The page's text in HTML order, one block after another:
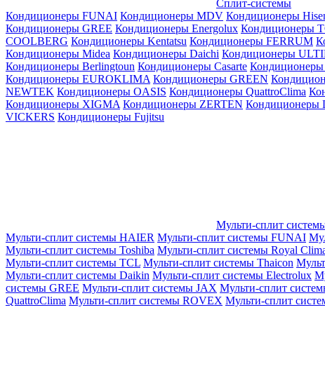
Сплит-системы
Кондиционеры FUNAI Кондиционеры MDV Кондиционеры
Кондиционеры GREE Кондиционеры Energolux Кондиционеры
СOOLBERG Кондиционеры Kentatsu Кондиционеры FERRUM
Кондиционеры Midea Кондиционеры Daichi Кондиционеры
Кондиционеры Berlingtoun Кондиционеры Casarte
Кондиционеры EUROKLIMA Кондиционеры GREEN
NEWTEK Кондиционеры OASIS Кондиционеры QuattroClima
Кондиционеры XIGMA Кондиционеры ZERTEN Кондиционеры
VICKERS Кондиционеры Fujitsu
Мульти-сплит
Мульти-сплит системы HAIER Мульти-сплит системы FUNAI
Мульти-сплит системы Toshiba Мульти-сплит системы Royal
Мульти-сплит системы TCL Мульти-сплит системы Thaicon
Мульти-сплит системы Daikin Мульти-сплит системы Electrolux
системы GREE Мульти-сплит системы JAX Мульти-сплит
QuattroClima Мульти-сплит системы ROVEX Мульти-сплит